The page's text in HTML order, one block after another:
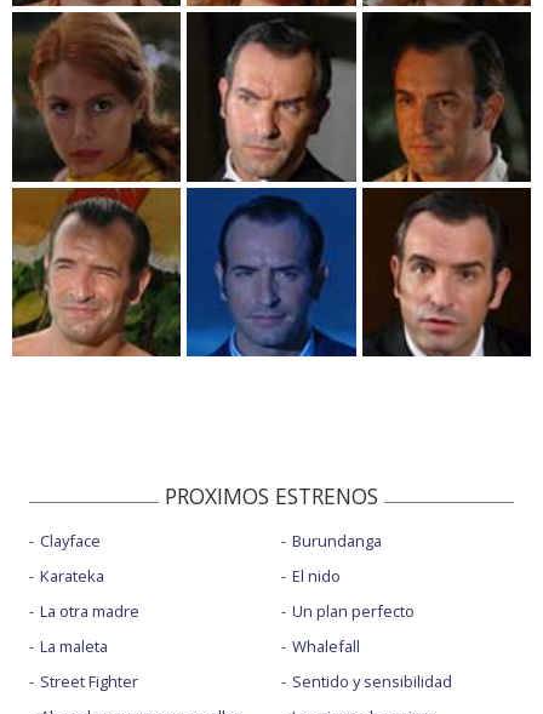
PROXIMOS ESTRENOS
Clayface
Karateka
La otra madre
La maleta
Street Fighter
Burundanga
El nido
Un plan perfecto
Whalefall
Sentido y sensibilidad